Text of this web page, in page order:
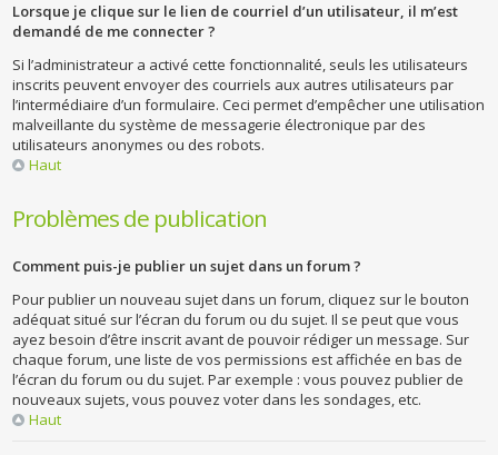
Lorsque je clique sur le lien de courriel d’un utilisateur, il m’est
demandé de me connecter ?
Si l’administrateur a activé cette fonctionnalité, seuls les utilisateurs
inscrits peuvent envoyer des courriels aux autres utilisateurs par
l’intermédiaire d’un formulaire. Ceci permet d’empêcher une utilisation
malveillante du système de messagerie électronique par des
utilisateurs anonymes ou des robots.
Haut
Problèmes de publication
Comment puis-je publier un sujet dans un forum ?
Pour publier un nouveau sujet dans un forum, cliquez sur le bouton
adéquat situé sur l’écran du forum ou du sujet. Il se peut que vous
ayez besoin d’être inscrit avant de pouvoir rédiger un message. Sur
chaque forum, une liste de vos permissions est affichée en bas de
l’écran du forum ou du sujet. Par exemple : vous pouvez publier de
nouveaux sujets, vous pouvez voter dans les sondages, etc.
Haut